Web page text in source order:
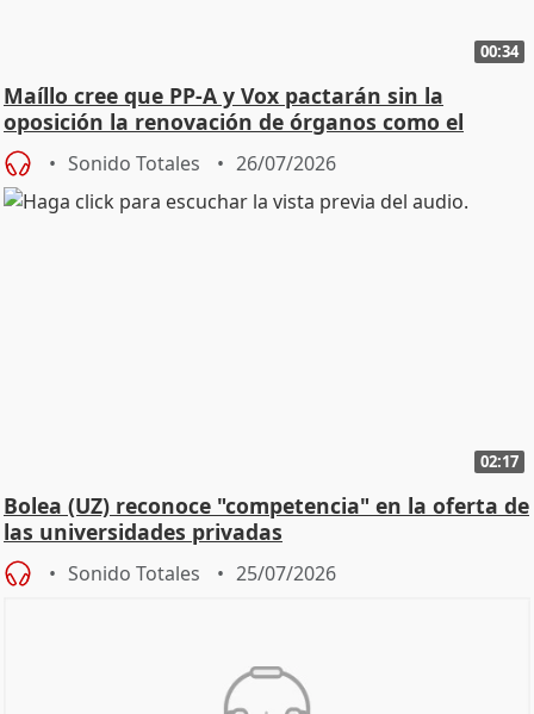
00:34
Maíllo cree que PP-A y Vox pactarán sin la
oposición la renovación de órganos como el
Defensor
Sonido Totales 26/07/2026
02:17
Bolea (UZ) reconoce "competencia" en la oferta de
las universidades privadas
Sonido Totales 25/07/2026